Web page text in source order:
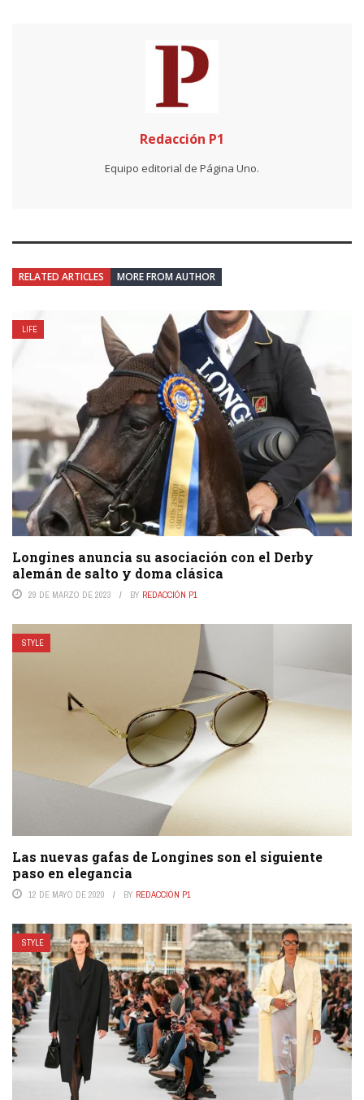
Redacción P1
Equipo editorial de Página Uno.
RELATED ARTICLES MORE FROM AUTHOR
LIFE
Longines anuncia su asociación con el Derby
alemán de salto y doma clásica
29 DE MARZO DE 2023 BY REDACCIÓN P1
STYLE
Las nuevas gafas de Longines son el siguiente
paso en elegancia
12 DE MAYO DE 2020 BY REDACCIÓN P1
STYLE